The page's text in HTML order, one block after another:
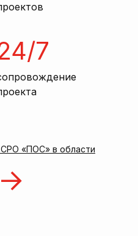
7
«ПОС» в области